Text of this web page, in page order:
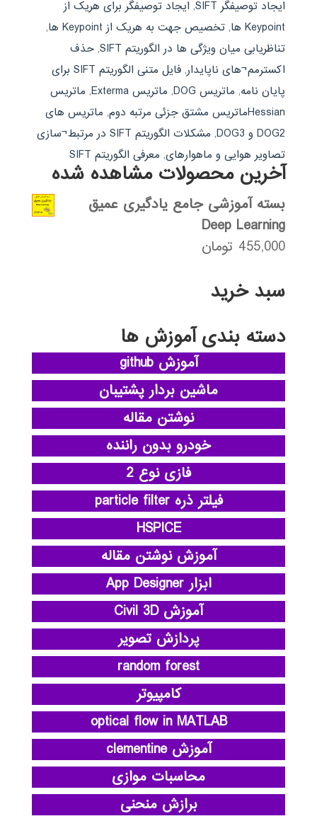
ایجاد توصیفگر SIFT , ایجاد توصیفگر برای هریک از
Keypoint ها
, تخصیص جهت به هریک از Keypoint ها
,
تناظریابی میان ویژگی ها در الگوریتم SIFT
, حذف
اکسترمم¬های ناپایدار,
فایل متنی الگوریتم SIFT برای
پایان نامه, ماتریس DOG , ماتریس Exterma , ماتریس
Hessianماتریس مشتق جزئی مرتبه دوم
, ماتریس های
DOG2 و DOG3
,
مشکلات الگوریتم SIFT در مرتبط¬سازی
تصاویر هوایی و ماهوارهای, معرفی الگوریتم SIFT
آخرین محصولات مشاهده شده
بسته آموزشی جامع یادگیری عمیق
Deep Learning
455,000 تومان
سبد خرید
دسته بندی آموزش ها
آموزش github
ماشین بردار پشتیبان
نوشتن مقاله
خودرو بدون راننده
فازی نوع 2
فیلتر ذره particle filter
HSPICE
آموزش نوشتن مقاله
ابزار App Designer
آموزش Civil 3D
پردازش تصویر
random forest
کامپیوتر
optical flow in MATLAB
آموزش clementine
محاسبات موازی
برازش منحنی